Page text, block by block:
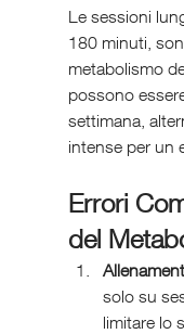
Le sessioni
180 minuti,
metabolismo
possono
settimana,
intense per un
Errori
del
solo su
limitare lo